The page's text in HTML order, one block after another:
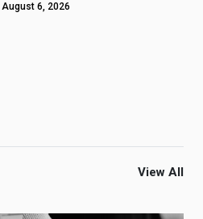
August 6, 2026
View All